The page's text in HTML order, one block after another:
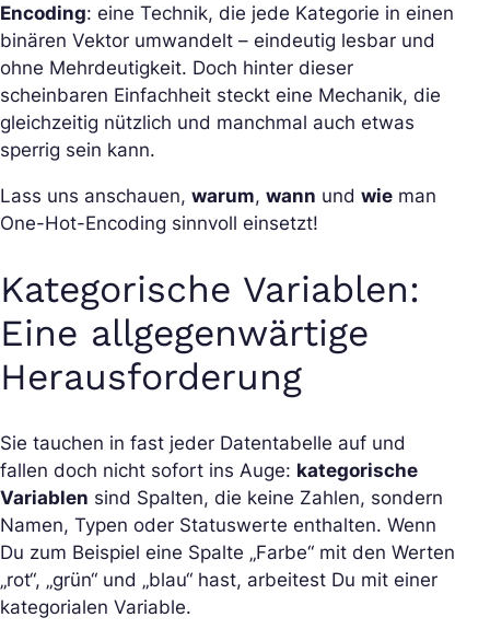
Encoding: eine Technik, die jede Kategorie in einen
binären Vektor umwandelt – eindeutig lesbar und
ohne Mehrdeutigkeit. Doch hinter dieser
scheinbaren Einfachheit steckt eine Mechanik, die
gleichzeitig nützlich und manchmal auch etwas
sperrig sein kann.
Lass uns anschauen, warum, wann und wie man
One-Hot-Encoding sinnvoll einsetzt!
Kategorische Variablen:
Eine allgegenwärtige
Herausforderung
Sie tauchen in fast jeder Datentabelle auf und
fallen doch nicht sofort ins Auge: kategorische
Variablen sind Spalten, die keine Zahlen, sondern
Namen, Typen oder Statuswerte enthalten. Wenn
Du zum Beispiel eine Spalte „Farbe“ mit den Werten
„rot“, „grün“ und „blau“ hast, arbeitest Du mit einer
kategorialen Variable.